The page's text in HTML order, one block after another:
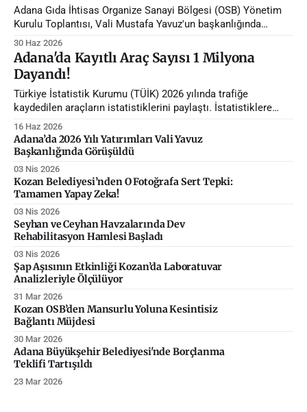
Adana Gıda İhtisas Organize Sanayi Bölgesi (OSB) Yönetim
Kurulu Toplantısı, Vali Mustafa Yavuz'un başkanlığında
gerçekleştirildi.
30 Haz 2026
Adana'da Kayıtlı Araç Sayısı 1 Milyona
Dayandı!
Türkiye İstatistik Kurumu (TÜİK) 2026 yılında trafiğe
kaydedilen araçların istatistiklerini paylaştı. İstatistiklere
göre Adana'da trafiğe kayıtlı araç sayısı 1 milyona dayandı.
16 Haz 2026
Adana’da 2026 Yılı Yatırımları Vali Yavuz
Başkanlığında Görüşüldü
03 Nis 2026
Kozan Belediyesi’nden O Fotoğrafa Sert Tepki:
Tamamen Yapay Zeka!
03 Nis 2026
​Seyhan ve Ceyhan Havzalarında Dev
Rehabilitasyon Hamlesi Başladı
03 Nis 2026
Şap Aşısının Etkinliği Kozan’da Laboratuvar
Analizleriyle Ölçülüyor
31 Mar 2026
Kozan OSB’den Mansurlu Yoluna Kesintisiz
Bağlantı Müjdesi
30 Mar 2026
Adana Büyükşehir Belediyesi'nde Borçlanma
Teklifi Tartışıldı
23 Mar 2026